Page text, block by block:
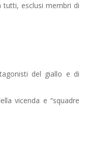
tutti, esclusi membri di
del giallo e di
vicenda e “squadre